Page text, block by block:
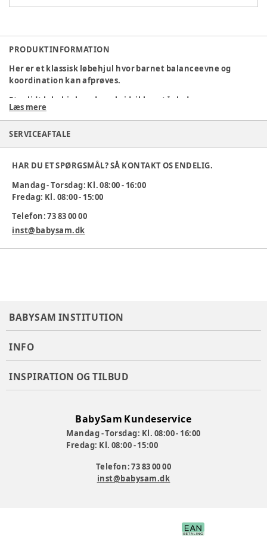
PRODUKTINFORMATION
Her er et klassisk løbehjul hvor barnet balanceevne og
koordination kan afprøves.
Et solidt løbehjul med en skridsikker ståplade.
L: 103 B: 45 H: 76 cm.
Alder 3-5 år.
Læs mere
SERVICEAFTALE
HAR DU ET SPØRGSMÅL? SÅ KONTAKT OS ENDELIG.
Mandag - Torsdag: Kl. 08:00 - 16:00
Fredag: Kl. 08:00 - 15:00
Telefon: 73 83 00 00
inst@babysam.dk
BABYSAM INSTITUTION
INFO
INSPIRATION OG TILBUD
BabySam Kundeservice
Mandag - Torsdag: Kl. 08:00 - 16:00
Fredag: Kl. 08:00 - 15:00
Telefon: 73 83 00 00
inst@babysam.dk